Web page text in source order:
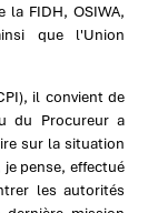
la FIDH, OSIWA,
que l'Union
il convient de
du Procureur a
sur la situation
pense, effectué
les autorités